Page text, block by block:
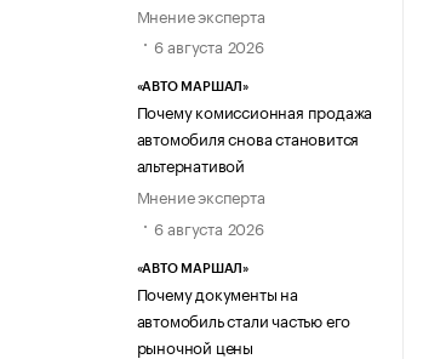
Мнение эксперта
6 августа 2026
«АВТО МАРШАЛ»
Почему комиссионная продажа
автомобиля снова становится
альтернативой
Мнение эксперта
6 августа 2026
«АВТО МАРШАЛ»
Почему документы на
автомобиль стали частью его
рыночной цены